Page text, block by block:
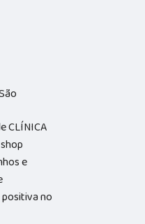
CLÍNICA
e
no